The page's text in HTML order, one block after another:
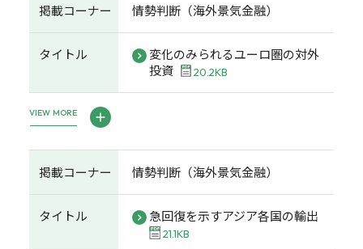
掲載コーナー 情勢判断（海外景気金融）
タイトル
変化のみられるユーロ圏の対外
投資
20.2KB
VIEW MORE
掲載コーナー 情勢判断（海外景気金融）
タイトル 急回復を示すアジア各国の輸出
21.1KB